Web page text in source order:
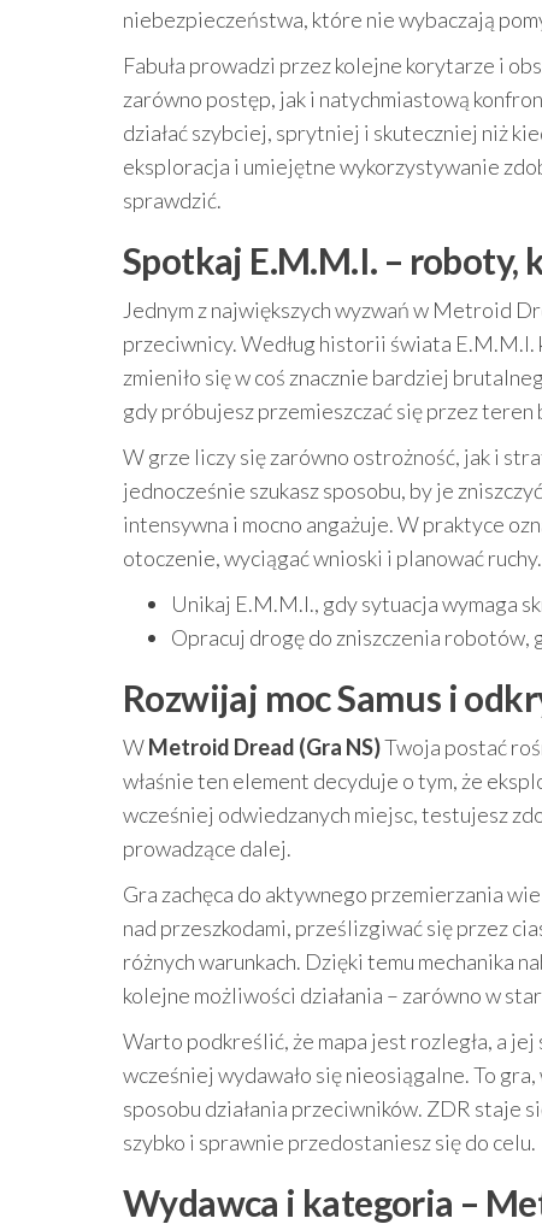
niebezpieczeństwa, które nie wybaczają
Fabuła prowadzi przez kolejne korytarze i
zarówno postęp, jak i natychmiastową
działać szybciej, sprytniej i skuteczniej niż
eksploracja i umiejętne wykorzystywanie
sprawdzić.
Spotkaj E.M.M.I. – roboty,
Jednym z największych wyzwań w Metroid
przeciwnicy. Według historii świata E.M.M.I.
zmieniło się w coś znacznie bardziej
gdy próbujesz przemieszczać się przez teren
W grze liczy się zarówno ostrożność, jak i
jednocześnie szukasz sposobu, by je
intensywna i mocno angażuje. W praktyce
otoczenie, wyciągać wnioski i planować ruchy.
Unikaj E.M.M.I., gdy sytuacja wymaga
Opracuj drogę do zniszczenia robotów,
Rozwijaj moc Samus i
WMetroid Dread (Gra NS)Twoja postać
właśnie ten element decyduje o tym, że
wcześniej odwiedzanych miejsc, testujesz
prowadzące dalej.
Gra zachęca do aktywnego przemierzania
nad przeszkodami, prześlizgiwać się przez
różnych warunkach. Dzięki temu mechanika
kolejne możliwości działania – zarówno w
Warto podkreślić, że mapa jest rozległa, a
wcześniej wydawało się nieosiągalne. To
sposobu działania przeciwników. ZDR staje
szybko i sprawnie przedostaniesz się do celu.
Wydawca i kategoria –